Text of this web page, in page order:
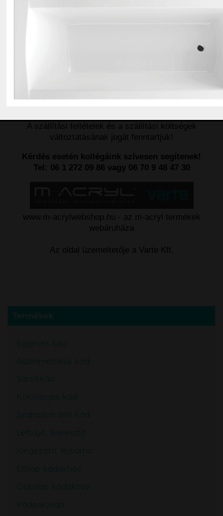
Olyan szállítási címekre, melyek tehergépkocsival nem
A szállítási feltételek és a szállítási költségek
változtatásának jogát fenntartjuk!
Kérdés esetén kollégáink szívesen segítenek!
Tel: 06 1 272 09 86 vagy 06 70 9 48 47 30
www.m-acrylwebshop.hu - az m-acryl termékek
webáruháza
Az oldal üzemeltetője a Varte Kft.
Termékek
Egyenes kád
Aszimmetrikus kád
Sarokkád
Különleges kád
Szabadon álló kád
Lefolyó, leeresztő
Kiegészítő, fejpárna
Előlap kádakhoz
Oldallap kádakhoz
Kádparaván